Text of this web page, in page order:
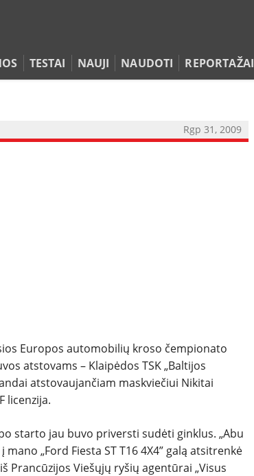
TESTAI NAUJI NAUDOTI REPORTAŽAI
NAUDOTI
REPORTAŽAI
PATARIMAI
Rgp 31, 2009
Europos automobilių kroso čempionato
atstovams – Klaipėdos TSK „Baltijos
atstovaujančiam maskviečiui Nikitai
licenzija.
starto jau buvo priversti sudėti ginklus. „Abu
„Ford Fiesta ST T16 4X4” galą atsitrenkė
Prancūzijos Viešųjų ryšių agentūrai „Visus